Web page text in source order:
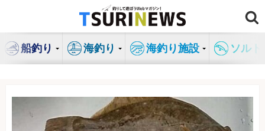
ン
船釣り 海釣り 海釣り施設 ソル